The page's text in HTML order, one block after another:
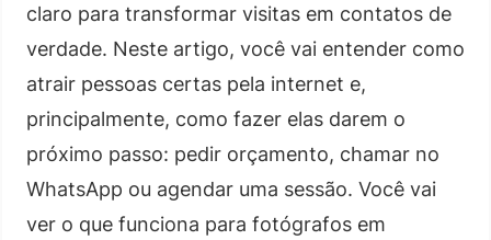
claro para transformar visitas em contatos de
verdade. Neste artigo, você vai entender como
atrair pessoas certas pela internet e,
principalmente, como fazer elas darem o
próximo passo: pedir orçamento, chamar no
WhatsApp ou agendar uma sessão. Você vai
ver o que funciona para fotógrafos em